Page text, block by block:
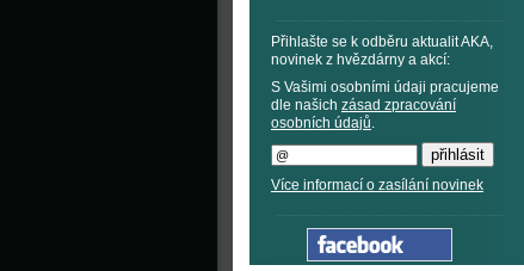
Přihlašte se k odběru aktualit AKA,
novinek z hvězdárny a akcí:
S Vašimi osobními údaji pracujeme
dle našich zásad zpracování
osobních údajů.
Více informací o zasílání novinek